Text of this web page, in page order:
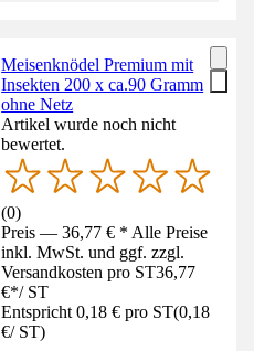
Meisenknödel Premium mit
Insekten 200 x ca.90 Gramm
ohne Netz
Artikel wurde noch nicht
bewertet.
(0)
Preis — 36,77 € * Alle Preise
inkl. MwSt. und ggf. zzgl.
Versandkosten pro ST36,77
€*/ ST
Entspricht 0,18 € pro ST(0,18
€/ ST)